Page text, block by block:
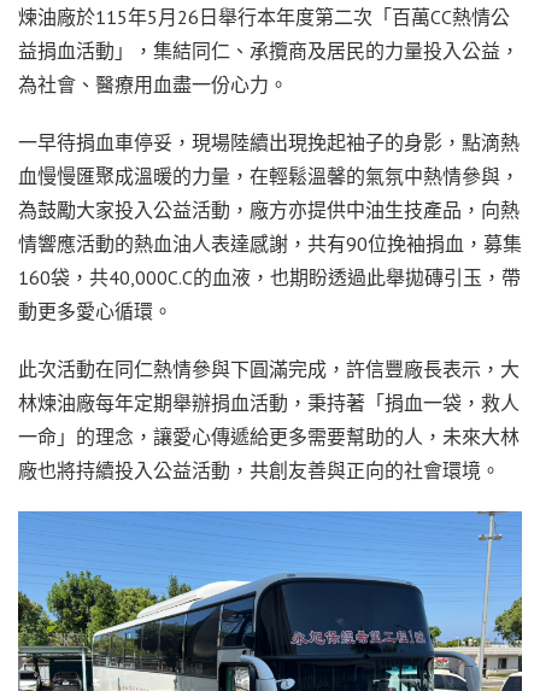
煉油廠於115年5月26日舉行本年度第二次「百萬CC熱情公
益捐血活動」，集結同仁、承攬商及居民的力量投入公益，
為社會、醫療用血盡一份心力。
一早待捐血車停妥，現場陸續出現挽起袖子的身影，點滴熱
血慢慢匯聚成溫暖的力量，在輕鬆溫馨的氣氛中熱情參與，
為鼓勵大家投入公益活動，廠方亦提供中油生技產品，向熱
情響應活動的熱血油人表達感謝，共有90位挽袖捐血，募集
160袋，共40,000C.C的血液，也期盼透過此舉拋磚引玉，帶
動更多愛心循環。
此次活動在同仁熱情參與下圓滿完成，許信豐廠長表示，大
林煉油廠每年定期舉辦捐血活動，秉持著「捐血一袋，救人
一命」的理念，讓愛心傳遞給更多需要幫助的人，未來大林
廠也將持續投入公益活動，共創友善與正向的社會環境。